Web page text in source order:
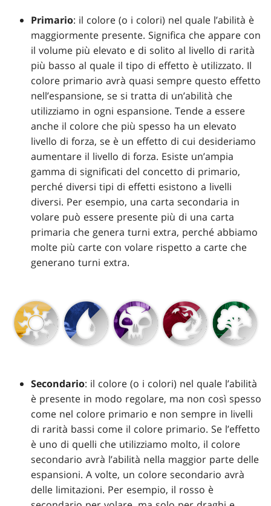
Primario: il colore (o i colori) nel quale l’abilità è
maggiormente presente. Significa che appare con
il volume più elevato e di solito al livello di rarità
più basso al quale il tipo di effetto è utilizzato. Il
colore primario avrà quasi sempre questo effetto
nell’espansione, se si tratta di un’abilità che
utilizziamo in ogni espansione. Tende a essere
anche il colore che più spesso ha un elevato
livello di forza, se è un effetto di cui desideriamo
aumentare il livello di forza. Esiste un’ampia
gamma di significati del concetto di primario,
perché diversi tipi di effetti esistono a livelli
diversi. Per esempio, una carta secondaria in
volare può essere presente più di una carta
primaria che genera turni extra, perché abbiamo
molte più carte con volare rispetto a carte che
generano turni extra.
Secondario: il colore (o i colori) nel quale l’abilità
è presente in modo regolare, ma non così spesso
come nel colore primario e non sempre in livelli
di rarità bassi come il colore primario. Se l’effetto
è uno di quelli che utilizziamo molto, il colore
secondario avrà l’abilità nella maggior parte delle
espansioni. A volte, un colore secondario avrà
delle limitazioni. Per esempio, il rosso è